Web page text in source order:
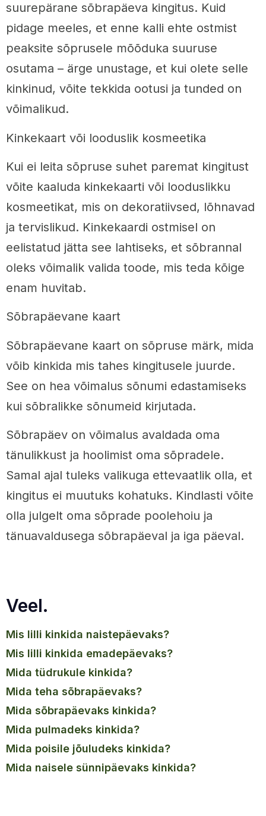
suurepärane sõbrapäeva kingitus. Kuid
pidage meeles, et enne kalli ehte ostmist
peaksite sõprusele mõõduka suuruse
osutama – ärge unustage, et kui olete selle
kinkinud, võite tekkida ootusi ja tunded on
võimalikud.
Kinkekaart või looduslik kosmeetika
Kui ei leita sõpruse suhet paremat kingitust
võite kaaluda kinkekaarti või looduslikku
kosmeetikat, mis on dekoratiivsed, lõhnavad
ja tervislikud. Kinkekaardi ostmisel on
eelistatud jätta see lahtiseks, et sõbrannal
oleks võimalik valida toode, mis teda kõige
enam huvitab.
Sõbrapäevane kaart
Sõbrapäevane kaart on sõpruse märk, mida
võib kinkida mis tahes kingitusele juurde.
See on hea võimalus sõnumi edastamiseks
kui sõbralikke sõnumeid kirjutada.
Sõbrapäev on võimalus avaldada oma
tänulikkust ja hoolimist oma sõpradele.
Samal ajal tuleks valikuga ettevaatlik olla, et
kingitus ei muutuks kohatuks. Kindlasti võite
olla julgelt oma sõprade poolehoiu ja
tänuavaldusega sõbrapäeval ja iga päeval.
Veel.
mis lilli kinkida naistepäevaks?
mis lilli kinkida emadepäevaks?
mida tüdrukule kinkida?
mida teha sõbrapäevaks?
mida sõbrapäevaks kinkida?
mida pulmadeks kinkida?
mida poisile jõuludeks kinkida?
mida naisele sünnipäevaks kinkida?